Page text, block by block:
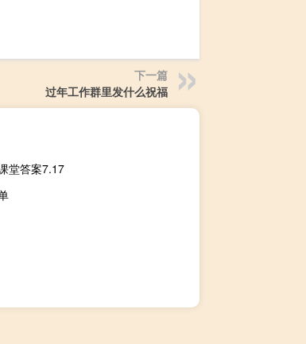
下一篇
过年工作群里发什么祝福
堂答案7.17